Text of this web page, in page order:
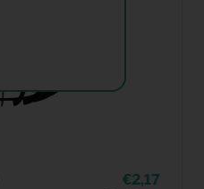
2,17